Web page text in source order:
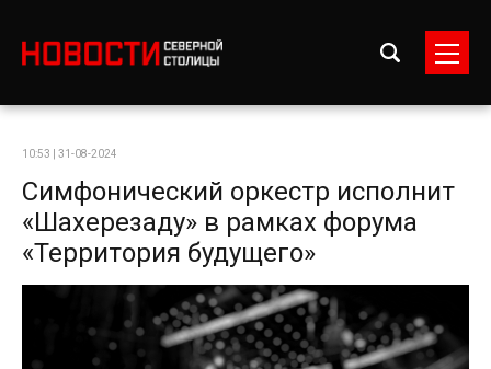
10:53 | 31-08-2024
Симфонический оркестр исполнит
«Шахерезаду» в рамках форума
«Территория будущего»